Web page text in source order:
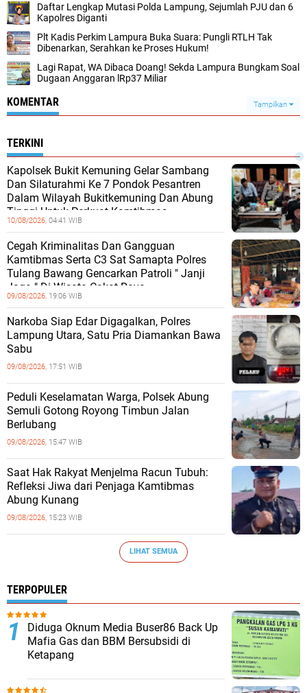
Daftar Lengkap Mutasi Polda Lampung, Sejumlah PJU dan 6
Kapolres Diganti
Plt Kadis Perkim Lampura Buka Suara: Pungli RTLH Tak
Dibenarkan, Serahkan ke Proses Hukum!
Lagi Rapat, WA Dibaca Doang! Sekda Lampura Bungkam Soal
Dugaan Anggaran lRp37 Miliar
KOMENTAR Tampilkan
TERKINI
Kapolsek Bukit Kemuning Gelar Sambang
Dan Silaturahmi Ke 7 Pondok Pesantren
Dalam Wilayah Bukitkemuning Dan Abung
Tinggi Untuk Perkuat Kamtibmas.
10/08/2026, 04:41 WIB
Cegah Kriminalitas Dan Gangguan
Kamtibmas Serta C3 Sat Samapta Polres
Tulang Bawang Gencarkan Patroli " Janji
Jaga " Di Wisata Cakat Raya
09/08/2026, 19:06 WIB
Narkoba Siap Edar Digagalkan, Polres
Lampung Utara, Satu Pria Diamankan Bawa
Sabu
09/08/2026, 17:51 WIB
Peduli Keselamatan Warga, Polsek Abung
Semuli Gotong Royong Timbun Jalan
Berlubang
09/08/2026, 15:47 WIB
Saat Hak Rakyat Menjelma Racun Tubuh:
Refleksi Jiwa dari Penjaga Kamtibmas
Abung Kunang
09/08/2026, 15:23 WIB
LIHAT SEMUA
TERPOPULER
Diduga Oknum Media Buser86 Back Up
Mafia Gas dan BBM Bersubsidi di
Ketapang